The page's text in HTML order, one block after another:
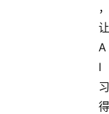
，
让
A
I
习
得